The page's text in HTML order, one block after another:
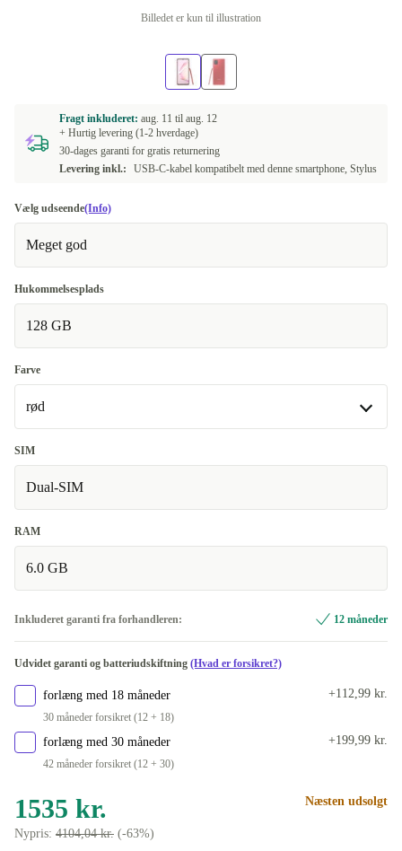
Billedet er kun til illustration
Fragt inkluderet: aug. 11 til aug. 12
+ Hurtig levering (1-2 hverdage)
30-dages garanti for gratis returnering
Levering inkl.:
USB-C-kabel kompatibelt med denne smartphone, Stylus
Vælg udseende(Info)
Meget god
Hukommelsesplads
128 GB
Farve
rød
rød
sølv
SIM
Dual-SIM
RAM
6.0 GB
Inkluderet garanti fra forhandleren: 12 måneder
Udvidet garanti og batteriudskiftning (Hvad er forsikret?)
forlæng med 18 måneder
30 måneder forsikret (12 + 18)
+112,99 kr.
forlæng med 30 måneder
42 måneder forsikret (12 + 30)
+199,99 kr.
1535 kr.
Nypris: 4104,04 kr. (-63%)
Næsten udsolgt